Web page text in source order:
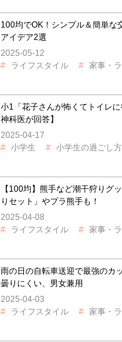
100均でOK！シンプル＆簡単な
アイデア2選
2025-05-12
ライフスタイル
家事・
小1「花子さんが怖くてトイレ
神科医が回答】
2025-04-17
小学生
小学生の過ごし方
【100均】熊手など潮干狩りグ
りセット」やプラ熊手も！
2025-04-08
ライフスタイル
家事・
雨の日の自転車送迎で最強のカ
曇りにくい、男女兼用
2025-04-03
ライフスタイル
家事・